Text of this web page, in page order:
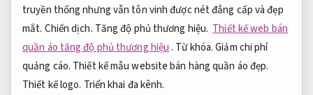
truyền thống nhưng vẫn tôn vinh được nét đẳng cấp và đẹp
mắt. Chiến dịch. Tăng độ phủ thương hiệu. Thiết kế web bán
quần áo tăng độ phủ thương hiệu . Từ khóa. Giảm chi phí
quảng cáo. Thiết kế mẫu website bán hàng quần áo đẹp.
Thiết kế logo. Triển khai đa kênh.